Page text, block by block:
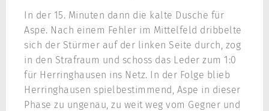
In der 15. Minuten dann die kalte Dusche für
Aspe. Nach einem Fehler im Mittelfeld dribbelte
sich der Stürmer auf der linken Seite durch, zog
in den Strafraum und schoss das Leder zum 1:0
für Herringhausen ins Netz. In der Folge blieb
Herringhausen spielbestimmend, Aspe in dieser
Phase zu ungenau, zu weit weg vom Gegner und